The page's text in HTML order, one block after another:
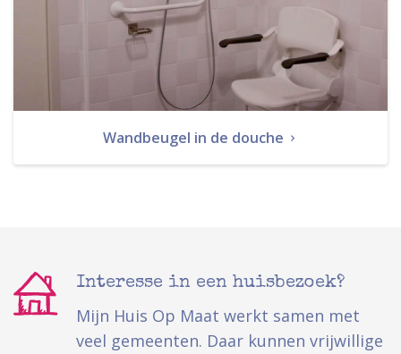
Wandbeugel in de douche
Interesse in een huisbezoek?
Mijn Huis Op Maat werkt samen met
veel gemeenten. Daar kunnen vrijwillige